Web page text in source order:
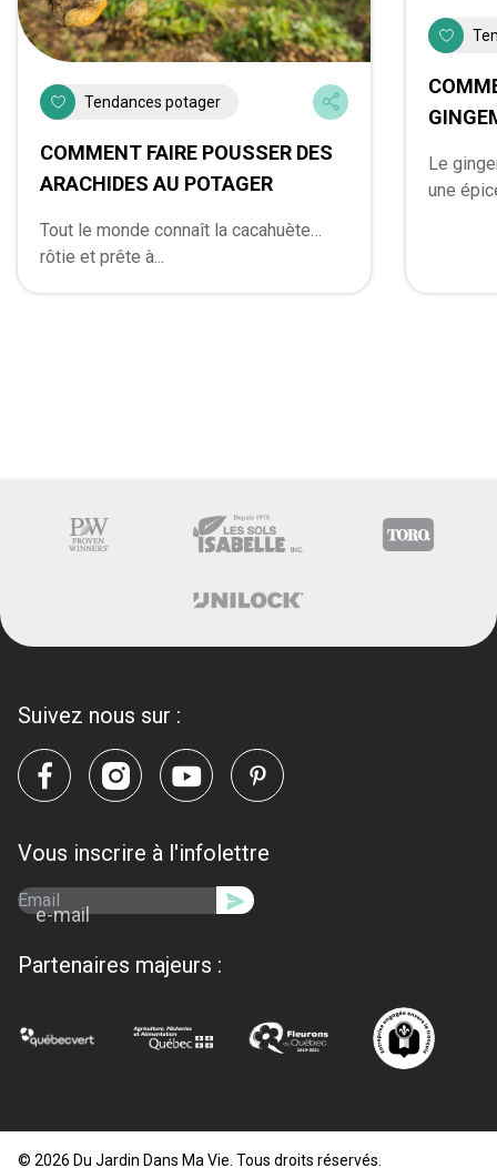
Tendances potager
COMMENT FAIRE POUSSER DES
ARACHIDES AU POTAGER
Tout le monde connaît la cacahuète…
rôtie et prête à...
Le
une
Suivez nous sur :
Vous inscrire à l'infolettre
e-mail
Partenaires majeurs :
© 2026 Du Jardin Dans Ma Vie. Tous droits réservés.